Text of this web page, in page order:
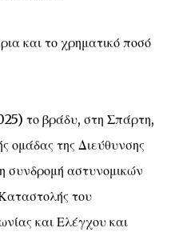
και το χρηματικό ποσό
το βράδυ, στη Σπάρτη,
ομάδας της Διεύθυνσης
συνδρομή αστυνομικών
του
και Ελέγχου και